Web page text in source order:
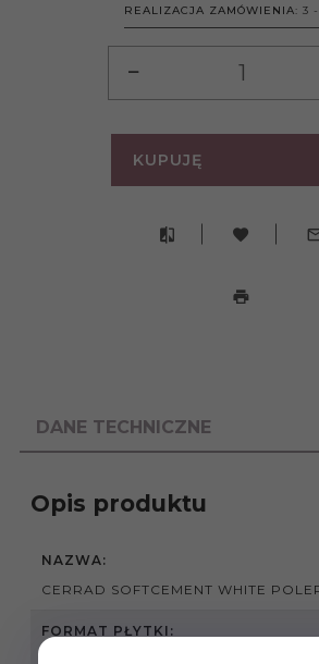
REALIZACJA ZAMÓWIENIA:3
KUPUJĘ
DANE TECHNICZNE
Opis produktu
NAZWA:
CERRAD SOFTCEMENT WHITE
FORMAT PŁYTKI: